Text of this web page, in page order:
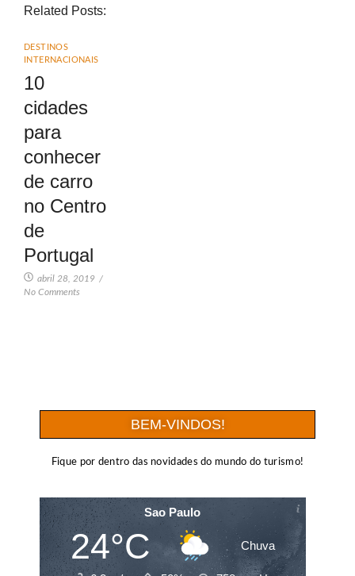
Related Posts:
DESTINOS
INTERNACIONAIS
10
cidades
para
conhecer
de carro
no Centro
de
Portugal
abril 28, 2019 /
No Comments
BEM-VINDOS!
Fique por dentro das novidades do mundo do turismo!
Sao Paulo
24°C Chuva